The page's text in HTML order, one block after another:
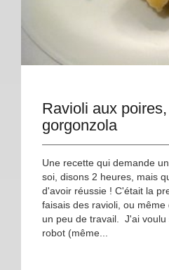
Ravioli aux
gorgonzola
Une recette qui demande
soi, disons 2 heures, mais
d'avoir réussie ! C'était la
faisais des ravioli, ou
un peu de travail. J'ai voulu
robot (même...